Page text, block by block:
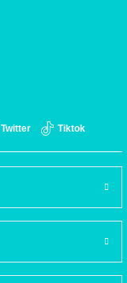
Twitter Tiktok